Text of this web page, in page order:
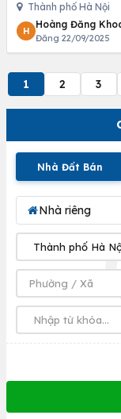
Nhà Đất Bán
Nhà riêng
Thành phố Hà Nội
H
Hoàng Đăng
Đăng 22/09/2025
1 2 3